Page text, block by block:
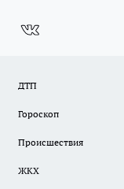
ДТП
Гороскоп
Происшествия
ЖКХ